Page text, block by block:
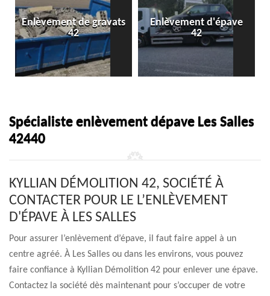
Enlèvement de gravats
42
Enlèvement d'épave
42
Spécialiste enlèvement dépave Les Salles
42440
KYLLIAN DÉMOLITION 42, SOCIÉTÉ À
CONTACTER POUR LE L’ENLÈVEMENT
D'ÉPAVE À LES SALLES
Pour assurer l’enlèvement d’épave, il faut faire appel à un
centre agréé. À Les Salles ou dans les environs, vous pouvez
faire confiance à Kyllian Démolition 42 pour enlever une épave.
Contactez la société dès maintenant pour s’occuper de votre